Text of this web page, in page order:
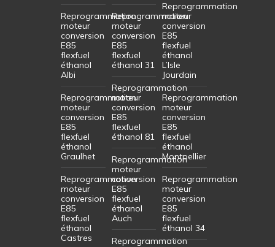
Reprogrammation
moteur
conversion
E85
flexfuel
éthanol
Albi
Reprogrammation
moteur
conversion
E85
flexfuel
éthanol
Graulhet
Reprogrammation
moteur
conversion
E85
flexfuel
éthanol
Castres
Reprogrammation
moteur
conversion
E85
flexfuel
éthanol 31
Reprogrammation
moteur
conversion
E85
flexfuel
éthanol 81
Reprogrammation
moteur
conversion
E85
flexfuel
éthanol
Auch
Reprogrammation
Reprogrammation
moteur
conversion
E85
flexfuel
éthanol
L’Isle
Jourdain
Reprogrammation
moteur
conversion
E85
flexfuel
éthanol
Montpellier
Reprogrammation
moteur
conversion
E85
flexfuel
éthanol 34